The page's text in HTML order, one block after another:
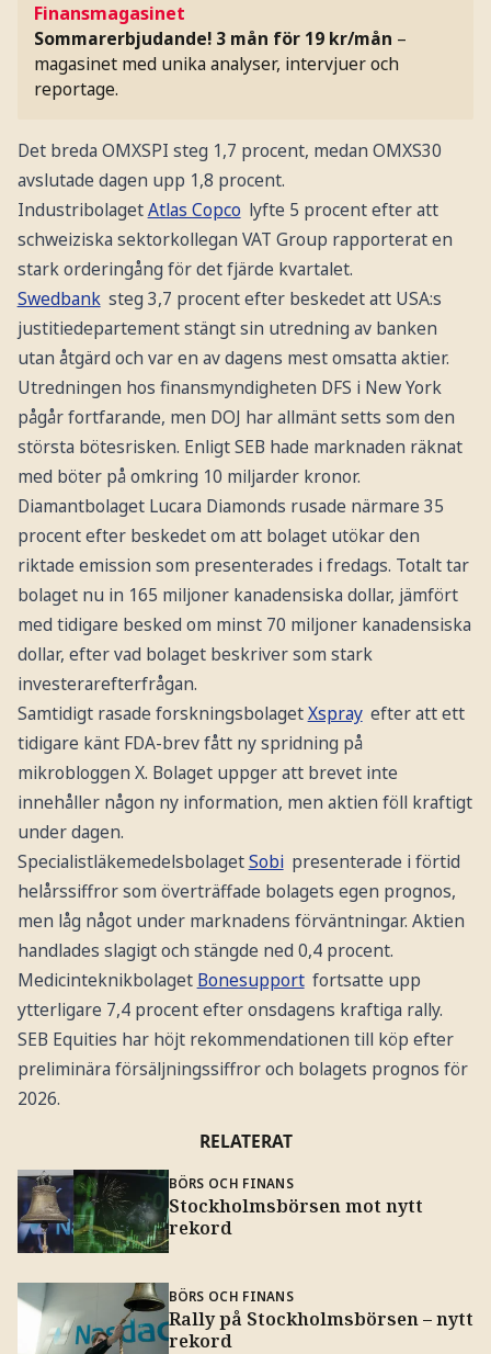
Finansmagasinet
Sommarerbjudande! 3 mån för 19 kr/mån –
magasinet med unika analyser, intervjuer och
reportage.
Det breda OMXSPI steg 1,7 procent, medan OMXS30
avslutade dagen upp 1,8 procent.
IndustribolagetAtlas Copco lyfte 5 procent efter att
schweiziska sektorkollegan VAT Group rapporterat en
stark orderingång för det fjärde kvartalet.
Swedbank steg 3,7 procent efter beskedet att USA:s
justitiedepartement stängt sin utredning av banken
utan åtgärd och var en av dagens mest omsatta aktier.
Utredningen hos finansmyndigheten DFS i New York
pågår fortfarande, men DOJ har allmänt setts som den
största bötesrisken. Enligt SEB hade marknaden räknat
med böter på omkring 10 miljarder kronor.
Diamantbolaget Lucara Diamonds rusade närmare 35
procent efter beskedet om att bolaget utökar den
riktade emission som presenterades i fredags. Totalt tar
bolaget nu in 165 miljoner kanadensiska dollar, jämfört
med tidigare besked om minst 70 miljoner kanadensiska
dollar, efter vad bolaget beskriver som stark
investerarefterfrågan.
Samtidigt rasade forskningsbolagetXspray efter att ett
tidigare känt FDA-brev fått ny spridning på
mikrobloggen X. Bolaget uppger att brevet inte
innehåller någon ny information, men aktien föll kraftigt
under dagen.
SpecialistläkemedelsbolagetSobi presenterade i förtid
helårssiffror som överträffade bolagets egen prognos,
men låg något under marknadens förväntningar. Aktien
handlades slagigt och stängde ned 0,4 procent.
Medicinteknikbolaget Bonesupport fortsatte upp
ytterligare 7,4 procent efter onsdagens kraftiga rally.
SEB Equities har höjt rekommendationen till köp efter
preliminära försäljningssiffror och bolagets prognos för
2026.
RELATERAT
BÖRS OCH FINANS
Stockholmsbörsen mot nytt
rekord
BÖRS OCH FINANS
Rally på Stockholmsbörsen – nytt
rekord